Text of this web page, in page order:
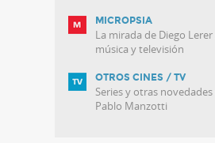
MICROPSIA
La mirada de Diego
música y televisión
OTROS CINES / TV
Series y otras
Pablo Manzotti